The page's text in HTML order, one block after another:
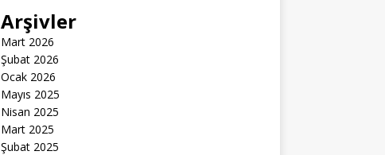
Arşivler
Mart 2026
Şubat 2026
Ocak 2026
Mayıs 2025
Nisan 2025
Mart 2025
Şubat 2025